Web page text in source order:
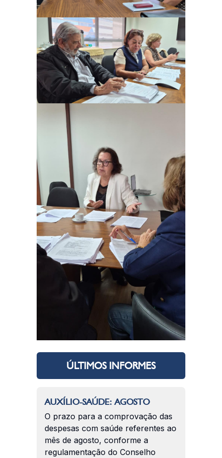
ÚLTIMOS INFORMES
AUXÍLIO-SAÚDE: AGOSTO
O prazo para a comprovação das
despesas com saúde referentes ao
mês de agosto, conforme a
regulamentação do Conselho